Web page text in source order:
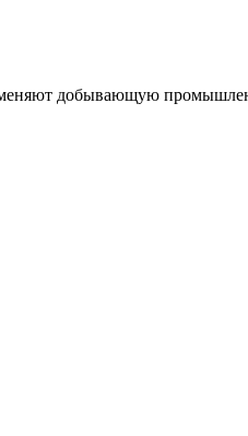
добывающую